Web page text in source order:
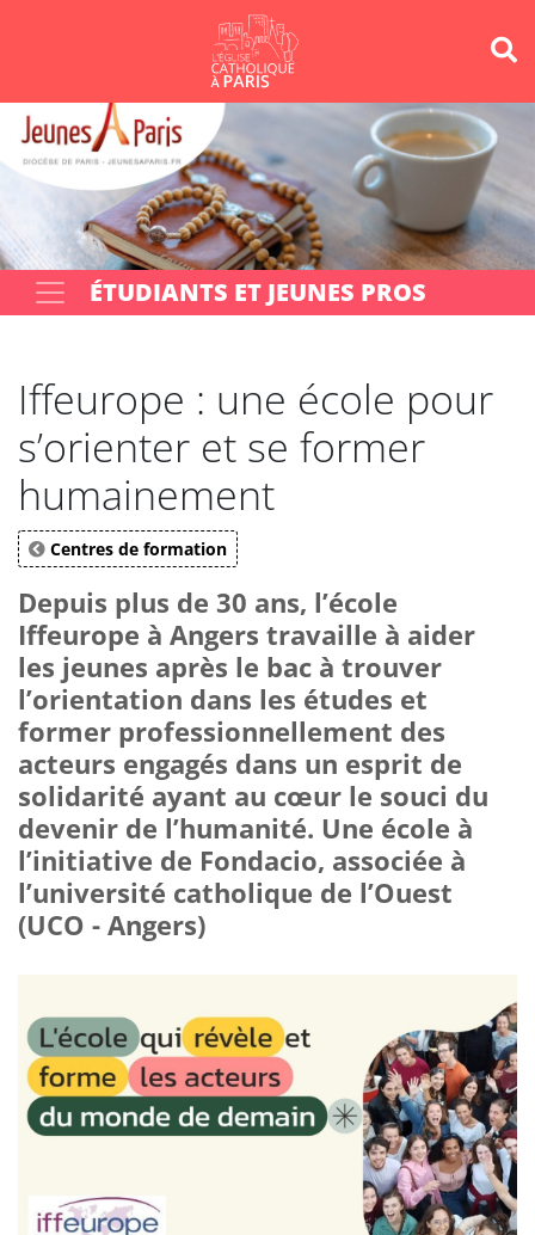
Votre recherche OK
ÉTUDIANTS ET JEUNES PROS
Iffeurope : une école pour
s’orienter et se former
humainement
Centres de formation
Depuis plus de 30 ans, l’école
Iffeurope à Angers travaille à aider
les jeunes après le bac à trouver
l’orientation dans les études et
former professionnellement des
acteurs engagés dans un esprit de
solidarité ayant au cœur le souci du
devenir de l’humanité. Une école à
l’initiative de Fondacio, associée à
l’université catholique de l’Ouest
(UCO - Angers)
Panneau de gestion des cookies